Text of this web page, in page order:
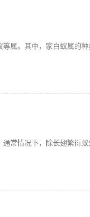
属。其中，家白蚁属的
常情况下，除长翅繁衍